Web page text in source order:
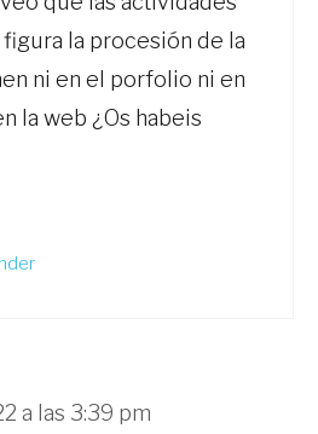
la procesión de la
ni en el porfolio ni en
la web ¿Os habeis
a las 3:39 pm